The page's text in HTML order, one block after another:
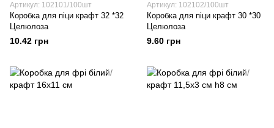
Артикул: 102101/100шт
Коробка для піци крафт 32 *32
Целюлоза
10.42 грн
Артикул: 102102/100шт
Коробка для піци крафт 30 *30
Целюлоза
9.60 грн